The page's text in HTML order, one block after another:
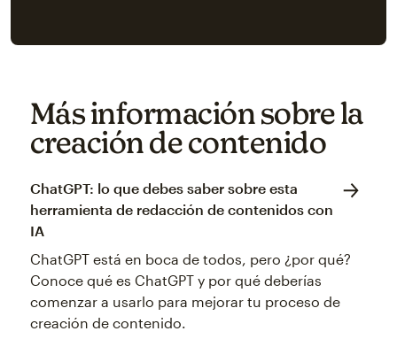
Más información sobre la
creación de contenido
ChatGPT: lo que debes saber sobre esta
herramienta de redacción de contenidos con
IA
ChatGPT está en boca de todos, pero ¿por qué?
Conoce qué es ChatGPT y por qué deberías
comenzar a usarlo para mejorar tu proceso de
creación de contenido.